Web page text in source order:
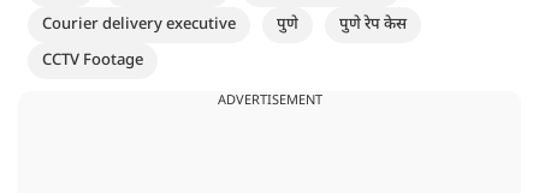
Courier delivery executive
पुणे
पुणे रेप केस
CCTV Footage
ADVERTISEMENT